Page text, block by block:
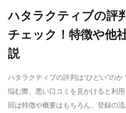
ハタラクティブの評
チェック！特徴や他
説
ハタラクティブの評判は“ひどい”の
悩む際、悪い口コミを見かけると利
回は特徴や概要はもちろん、登録の